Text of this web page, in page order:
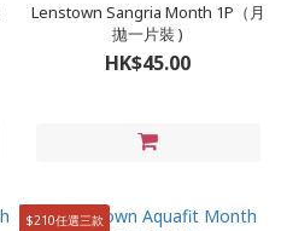
Lenstown Sangria Month 1P（月
拋一片裝 )
HK$45.00
$210任選三款